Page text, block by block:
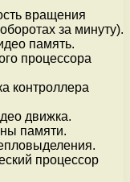
вращения
за минуту).
память.
процессора
контроллера
движка.
памяти.
процессор